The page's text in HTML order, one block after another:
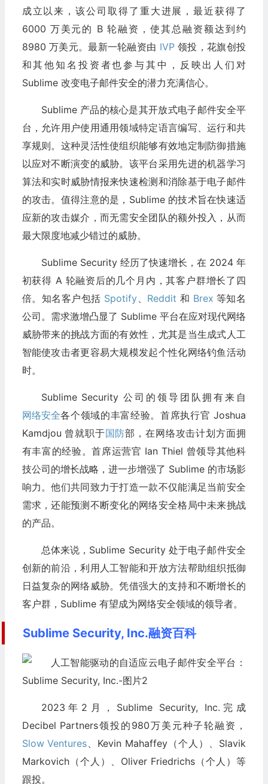
成立以来，该公司取得了重大进展，最近获得了
6000 万美元的 B 轮融资，使其总融资额达到约
8980 万美元。最新一轮融资由 IVP领投，花旗创投
和其他知名投资者也参与其中，反映出人们对
Sublime 改变电子邮件安全的潜力充满信心。
Sublime 产品的核心是其开放式电子邮件安全平
台，允许用户使用通用领域特定语言编写、运行和共
享规则。这种灵活性使组织能够有效地定制防御措施
以应对不断演变的威胁。该平台采用先进的机器学习
算法和实时威胁情报来快速检测和消除基于电子邮件
的攻击。值得注意的是，Sublime 的技术旨在快速适
应新的攻击媒介，而无需安全团队的额外投入，从而
最大限度地减少错过的威胁。
Sublime Security 经历了快速增长，在 2024 年
初获得 A 轮融资后的几个月内，其客户群增长了四
倍。知名客户包括 Spotify、 Reddit 和 Brex 等知名
公司。需求激增凸显了 Sublime 平台在应对现代网络
威胁带来的挑战方面的有效性，尤其是当生成式人工
智能使攻击者更容易大规模发起个性化网络钓鱼活动
时。
Sublime Security 公司的领导团队拥有来自
网络安全各个领域的丰富经验。首席执行官 Joshua
Kamdjou 曾就职于国防部，在网络攻击计划方面拥
有丰富的经验。首席运营官 Ian Thiel 曾领导其他科
技公司的增长战略，进一步增强了 Sublime 的市场影
响力。他们共同致力于打造一款不仅能满足当前安全
需求，还能预测不断变化的网络安全格局中未来挑战
的产品。
总体来说，Sublime Security 处于电子邮件安全
创新的前沿，利用人工智能和开放方法帮助组织抵御
日益复杂的网络威胁。凭借强大的支持和不断增长的
客户群，Sublime 有望成为网络安全领域的领导者。
Sublime Security, Inc.融资百科
2023年2月，Sublime Security, Inc.完成
Decibel Partners领投的980万美元种子轮融资，
Slow Ventures、Kevin Mahaffey（个人）、Slavik
Markovich（个人）、Oliver Friedrichs（个人）等
跟投。